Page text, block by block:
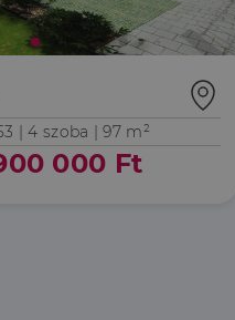
|4 szoba | 97 m²
000 Ft